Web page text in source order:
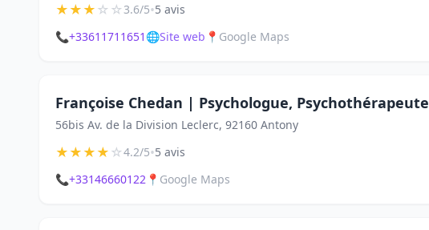
★★★☆☆3.6/5•5 avis
📞+33611711651 🌐Site web 📍 Google Maps
Françoise Chedan | Psychologue, Psychothérapeute
56bis Av. de la Division Leclerc, 92160 Antony
★★★★☆4.2/5•5 avis
📞+33146660122 📍 Google Maps